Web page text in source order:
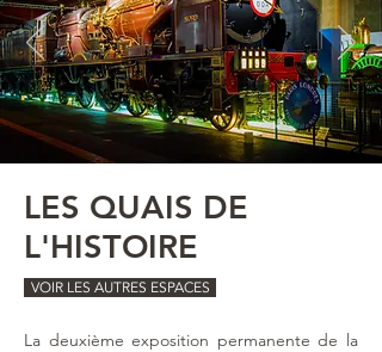
LES QUAIS DE
L'HISTOIRE
VOIR LES AUTRES ESPACES
La deuxième exposition permanente de la